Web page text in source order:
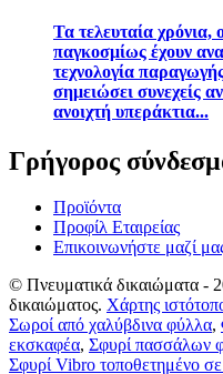
Τα τελευταία χρόνια,
παγκοσμίως έχουν
τεχνολογία
σημειώσει συνεχείς
ανοιχτή υπεράκτια...
Γρήγορος
Προϊόντα
Προφίλ Εταιρείας
Επικοινωνήστε μαζί
© Πνευματικά δικαιώματα -
δικαιώματος. Χάρτης
Σωροί από χαλύβδινα φύλλα,
εκσκαφέα, Σφυρί πασσάλων
Σφυρί Vibro τοποθετημένο